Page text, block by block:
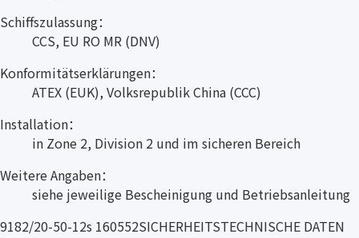
Schiffszulassung：
CCS, EU RO MR (DNV)
Konformitätserklärungen：
ATEX (EUK), Volksrepublik China (CCC)
Installation：
in Zone 2, Division 2 und im sicheren Bereich
Weitere Angaben：
siehe jeweilige Bescheinigung und Betriebsanleitung
9182/20-50-12s 160552SICHERHEITSTECHNISCHE DATEN